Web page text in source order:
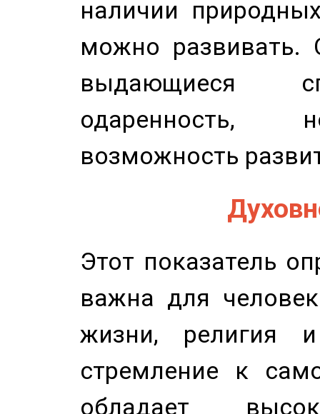
наличии
можно развивать.
выдающиеся
одаренность,
возможность
Этот показатель
важна для
жизни, религия
стремление к
обладает